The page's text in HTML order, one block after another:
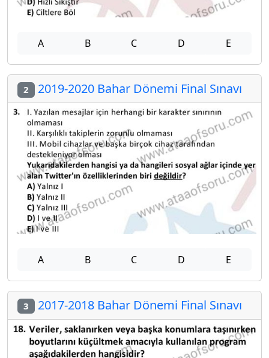
A B C D E
2 2019-2020 Bahar Dönemi Final Sınavı
A B C D E
3 2017-2018 Bahar Dönemi Final Sınavı